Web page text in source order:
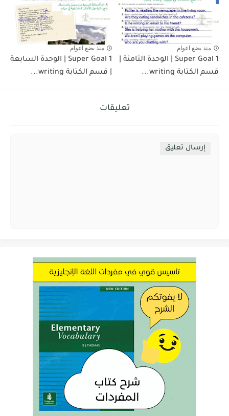
منذ بضع اعوام
Super Goal 1 | الوحدة الثامنة |
قسم الكتابة writing...
منذ بضع اعوام
Super Goal 1 | الوحدة السابعة
| قسم الكتابة writing...
تعليقات
إرسال تعليق